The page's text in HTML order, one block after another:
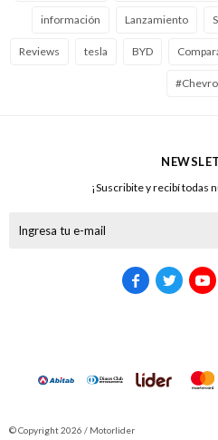
información Lanzamiento
Reviews tesla BYD
¡Suscribite y recibí todas
  
© Copyright 2026 / Motorlider